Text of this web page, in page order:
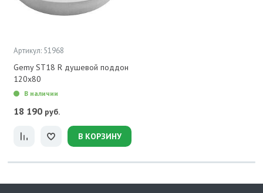
Артикул: 51968
Gemy ST18 R душевой поддон
120x80
В наличии
18 190 руб.
В КОРЗИНУ